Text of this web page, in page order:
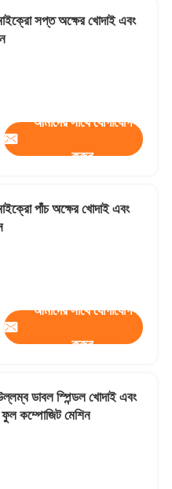
সপ্ত অক্ষের খোদাই এবং
আমাদের সাথে যোগাযোগ
করুন
পাঁচ অক্ষের খোদাই এবং
আমাদের সাথে যোগাযোগ
করুন
ডাবল স্পিন্ডল খোদাই এবং
ফুল কম্পোজিট মেশিন